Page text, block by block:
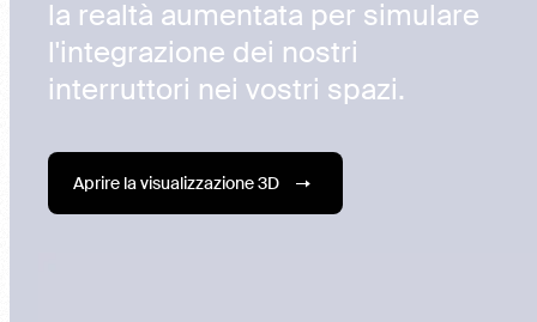
la realtà aumentata per simulare
l'integrazione dei nostri
interruttori nei vostri spazi.
Aprire la visualizzazione 3D